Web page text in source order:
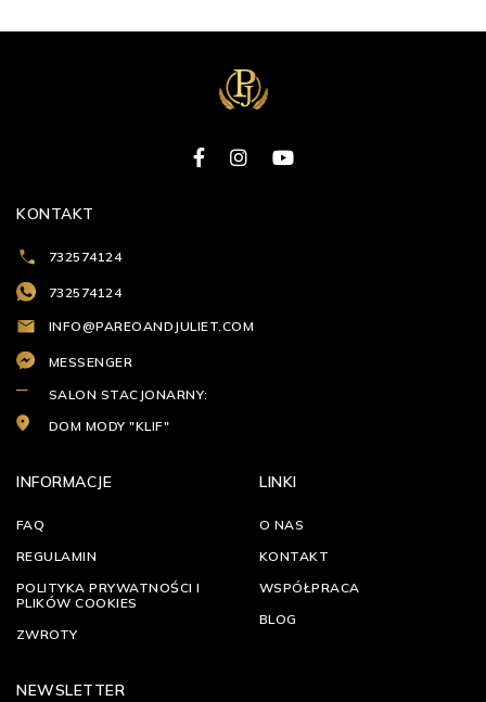
KONTAKT
732574124
732574124
INFO@PAREOANDJULIET.COM
MESSENGER
SALON STACJONARNY:
DOM MODY "KLIF"
INFORMACJE
FAQ
REGULAMIN
POLITYKA PRYWATNOŚCI I
PLIKÓW COOKIES
ZWROTY
LINKI
O NAS
KONTAKT
WSPÓŁPRACA
BLOG
NEWSLETTER